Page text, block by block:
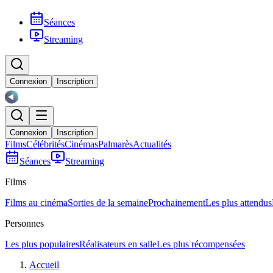
Séances
Streaming
Connexion Inscription
Connexion Inscription
FilmsCélébritésCinémasPalmarèsActualités
Séances
Streaming
Films
Films au cinémaSorties de la semaineProchainementLes plus attendus
Personnes
Les plus populairesRéalisateurs en salleLes plus récompensées
Accueil